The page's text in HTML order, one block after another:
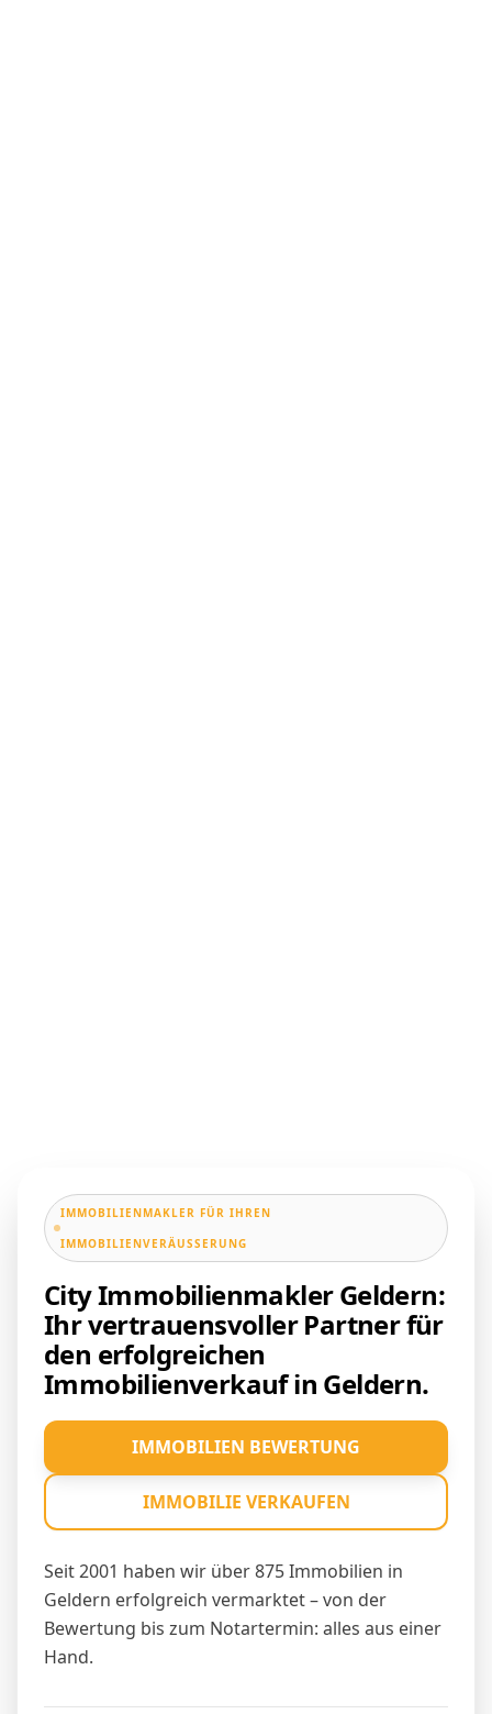
IMMOBILIENMAKLER FÜR IHREN
IMMOBILIENVERÄUSSERUNG
City Immobilienmakler Geldern:
Ihr vertrauensvoller Partner für
den erfolgreichen
Immobilienverkauf in Geldern.
Seit 2001 haben wir über 875 Immobilien in
Geldern erfolgreich vermarktet – von der
Bewertung bis zum Notartermin: alles aus einer
Hand.
IMMOBILIEN BEWERTUNG
IMMOBILIE VERKAUFEN